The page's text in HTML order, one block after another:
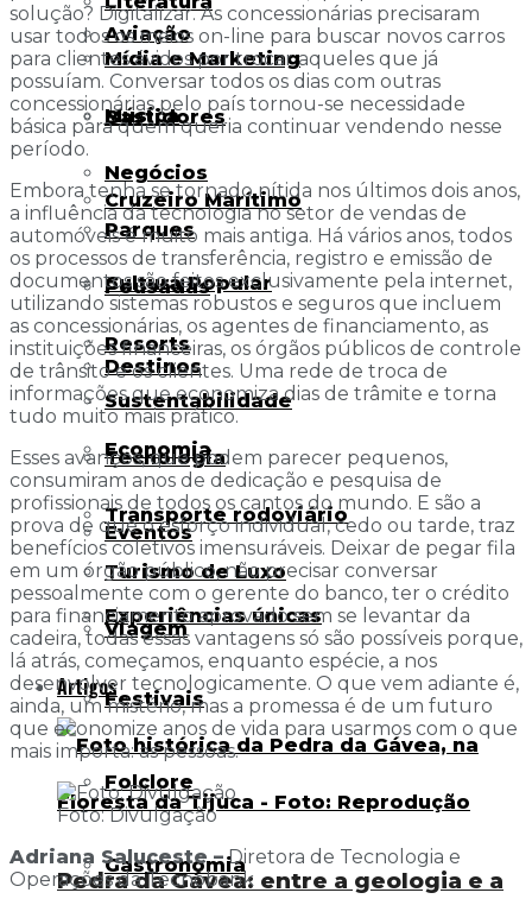
Mídia e Marketing
Música
Negócios
Parques
Pousadas
Resorts
Sustentabilidade
Tecnologia
Transporte rodoviário
Turismo de Luxo
Viagem
Artigos
Pedra da Gávea: entre a geologia e a
Aviação
Bastidores
Cruzeiro Marítimo
Cultura Popular
Destinos
Economia
Eventos
Experiências únicas
Festivais
Folclore
Gastronomia
solução? Digitalizar. As concessionárias precisaram
usar todos os meios on-line para buscar novos carros
para clientes ávidos por trocar aqueles que já
possuíam. Conversar todos os dias com outras
concessionárias pelo país tornou-se necessidade
básica para quem queria continuar vendendo nesse
período.
Embora tenha se tornado nítida nos últimos dois anos,
a influência da tecnologia no setor de vendas de
automóveis é muito mais antiga. Há vários anos, todos
os processos de transferência, registro e emissão de
documentos são feitos exclusivamente pela internet,
utilizando sistemas robustos e seguros que incluem
as concessionárias, os agentes de financiamento, as
instituições financeiras, os órgãos públicos de controle
de trânsito e os clientes. Uma rede de troca de
informações que economiza dias de trâmite e torna
tudo muito mais prático.
Esses avanços, que podem parecer pequenos,
consumiram anos de dedicação e pesquisa de
profissionais de todos os cantos do mundo. E são a
prova de que o esforço individual, cedo ou tarde, traz
benefícios coletivos imensuráveis. Deixar de pegar fila
em um órgão público, não precisar conversar
pessoalmente com o gerente do banco, ter o crédito
para financiamento aprovado sem se levantar da
cadeira, todas essas vantagens só são possíveis porque,
lá atrás, começamos, enquanto espécie, a nos
desenvolver tecnologicamente. O que vem adiante é,
ainda, um mistério, mas a promessa é de um futuro
que economize anos de vida para usarmos com o que
mais importa: as pessoas.
Foto: Divulgação
Adriana Saluceste –Diretora de Tecnologia e
Operações da Tecnobank